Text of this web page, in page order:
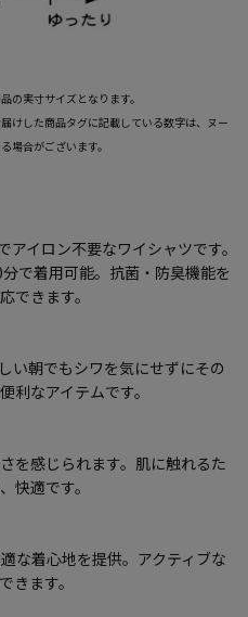
の実寸サイズとなります。
けした商品タグに記載している数字は、ヌー
場合がございます。
イロン不要なワイシャツです。
で着用可能。抗菌・防臭機能を
できます。
い朝でもシワを気にせずにその
利なアイテムです。
を感じられます。肌に触れるた
快適です。
な着心地を提供。アクティブな
きます。